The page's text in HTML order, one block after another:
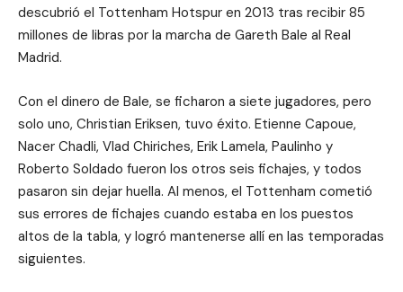
descubrió el Tottenham Hotspur en 2013 tras recibir 85
millones de libras por la marcha de Gareth Bale al Real
Madrid.
Con el dinero de Bale, se ficharon a siete jugadores, pero
solo uno, Christian Eriksen, tuvo éxito. Etienne Capoue,
Nacer Chadli, Vlad Chiriches, Erik Lamela, Paulinho y
Roberto Soldado fueron los otros seis fichajes, y todos
pasaron sin dejar huella. Al menos, el Tottenham cometió
sus errores de fichajes cuando estaba en los puestos
altos de la tabla, y logró mantenerse allí en las temporadas
siguientes.